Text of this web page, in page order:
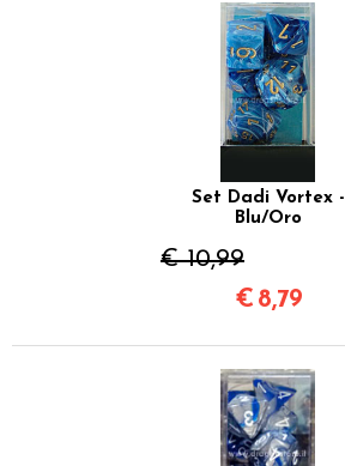
Set Dadi Vortex -
Blu/Oro
€ 10,99
€ 8,79